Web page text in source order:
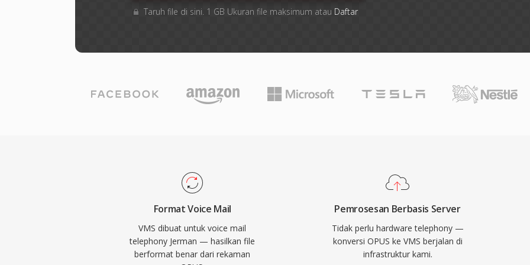
Taruh file di sini. 1 GB Ukuran file maksimum atau Daftar
Format Voice Mail
VMS dibuat untuk voice mail
telephony Jerman — hasilkan file
berformat benar dari rekaman
Pemrosesan Berbasis Server
Tidak perlu hardware telephony —
konversi OPUS ke VMS berjalan di
infrastruktur kami.